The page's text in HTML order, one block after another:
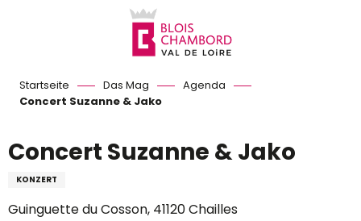
Startseite Das Mag
Agenda
Concert Suzanne & Jako
Concert Suzanne & Jako
KONZERT
Guinguette du Cosson, 41120 Chailles